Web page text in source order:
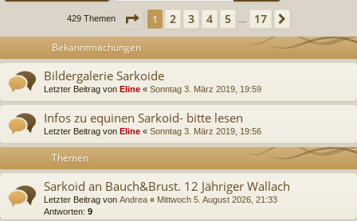
429 Themen Seite 1 von 17
1 2 3 4 5 17
Bekanntmachungen
Bildergalerie Sarkoide
Letzter Beitrag von Eline « Sonntag 3. März 2019, 19:59
Infos zu equinen Sarkoid- bitte lesen
Letzter Beitrag von Eline « Sonntag 3. März 2019, 19:56
Themen
Sarkoid an Bauch&Brust. 12 Jähriger Wallach
Letzter Beitrag von Andrea « Mittwoch 5. August 2026, 21:33
Antworten: 9